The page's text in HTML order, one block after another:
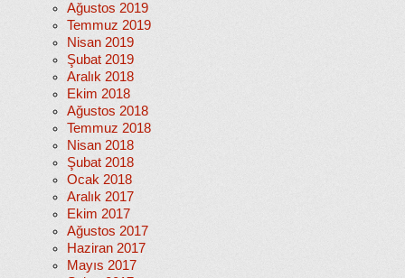
Ağustos 2019
Temmuz 2019
Nisan 2019
Şubat 2019
Aralık 2018
Ekim 2018
Ağustos 2018
Temmuz 2018
Nisan 2018
Şubat 2018
Ocak 2018
Aralık 2017
Ekim 2017
Ağustos 2017
Haziran 2017
Mayıs 2017